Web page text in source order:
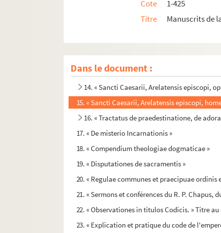
Cote
1-425
Titre
Manuscrits de
Dans le document :
10. « Cantus diversi pro fratribus ordinis
11. « Conciles et synodes d'Arles, 314 à (
12-13. « Ordonnances et mandemens des
14. « Sancti Caesarii, Arelatensis episcopi,
15. « Sancti Caesarii, Arelatensis episcopi,
16. « Tractatus de praedestinatione, de
17. « De misterio Incarnationis »
18. « Compendium theologiae dogmaticae »
19. « Disputationes de sacramentis »
20. « Regulae communes et praecipuae
21. « Sermons et conférences du R. P. Chapus,
22. « Observationes in titulos Codicis. » Titre au
23. « Explication et pratique du code de